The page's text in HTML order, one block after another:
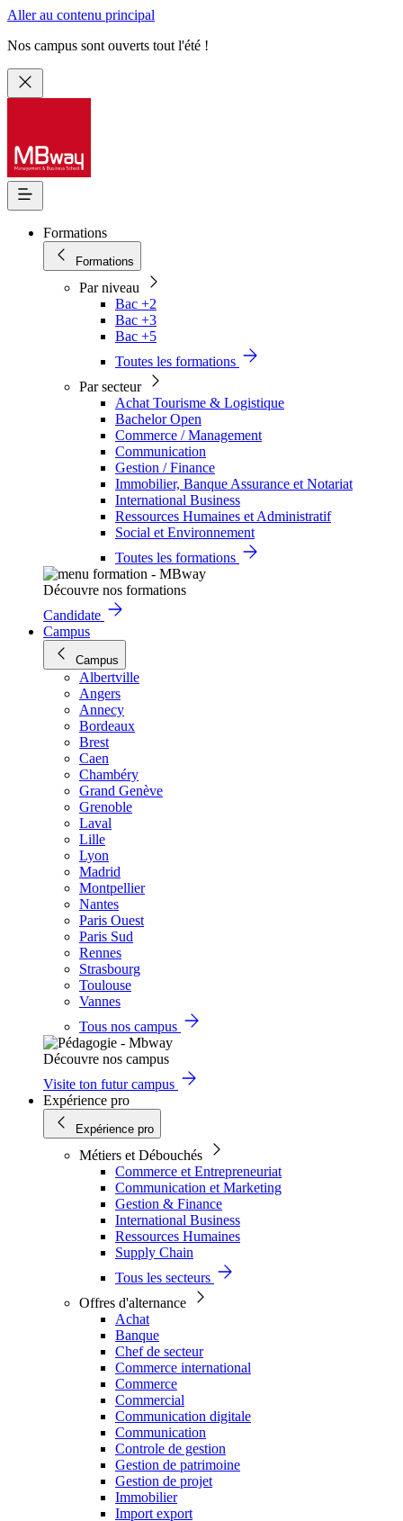
Aller au contenu principal
Nos campus sont ouverts tout l'été !
Formations
Formations
Par niveau
Bac +2
Bac +3
Bac +5
Toutes les formations
Par secteur
Achat Tourisme & Logistique
Bachelor Open
Commerce / Management
Communication
Gestion / Finance
Immobilier, Banque Assurance et Notariat
International Business
Ressources Humaines et Administratif
Social et Environnement
Toutes les formations
Découvre nos formations
Candidate
Campus
Campus
Albertville
Angers
Annecy
Bordeaux
Brest
Caen
Chambéry
Grand Genève
Grenoble
Laval
Lille
Lyon
Madrid
Montpellier
Nantes
Paris Ouest
Paris Sud
Rennes
Strasbourg
Toulouse
Vannes
Tous nos campus
Découvre nos campus
Visite ton futur campus
Expérience pro
Expérience pro
Métiers et Débouchés
Commerce et Entrepreneuriat
Communication et Marketing
Gestion & Finance
International Business
Ressources Humaines
Supply Chain
Tous les secteurs
Offres d'alternance
Achat
Banque
Chef de secteur
Commerce international
Commerce
Commercial
Communication digitale
Communication
Controle de gestion
Gestion de patrimoine
Gestion de projet
Immobilier
Import export